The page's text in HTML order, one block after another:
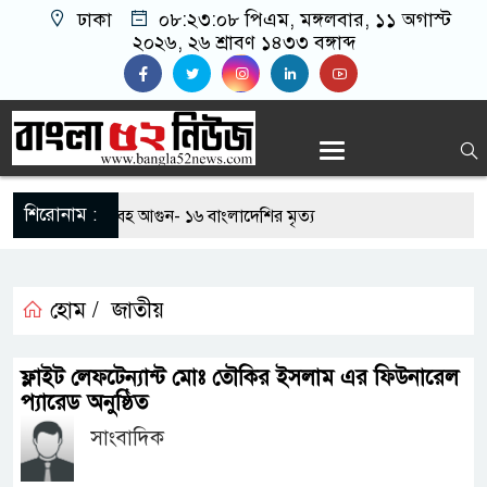
ঢাকা ০৮:২৩:০৮ পিএম, মঙ্গলবার, ১১ অগাস্ট
২০২৬, ২৬ শ্রাবণ ১৪৩৩ বঙ্গাব্দ
শিরোনাম :
কারখানায় ভয়াবহ আগুন- ১৬ বাংলাদেশির মৃত্য
নেতার ওপর সশস্ত্র হামলা, আহত ২: বিএনপির তীব্র
আদিবাসী দিবস পালন
প্যারোলে মুক্তি পেয়ে বাবার জানাজায় আওয়ামী লীগ
হোম / জাতীয়
ফ্লাইট লেফটেন্যান্ট মোঃ তৌকির ইসলাম এর ফিউনারেল
প্যারেড অনুষ্ঠিত
সাংবাদিক